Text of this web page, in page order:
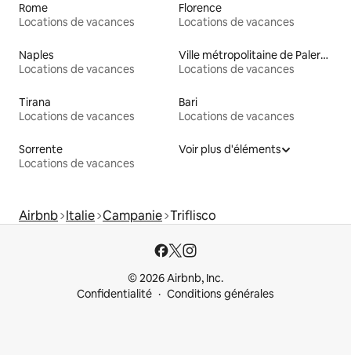
Rome
Locations de vacances
Florence
Locations de vacances
Naples
Locations de vacances
Ville métropolitaine de Palerme
Locations de vacances
Tirana
Locations de vacances
Bari
Locations de vacances
Sorrente
Locations de vacances
Voir plus d'éléments
Airbnb Italie Campanie Triflisco
© 2026 Airbnb, Inc.
Confidentialité
Conditions générales